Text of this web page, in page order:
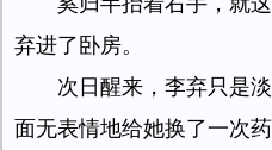
弃进了卧房。
次日醒来，李弃只是
面无表情地给她换了一次药